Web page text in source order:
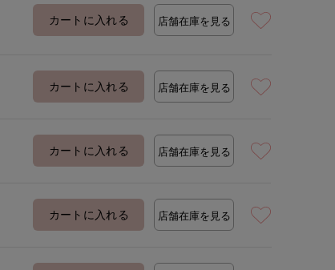
カートに入れる 店舗在庫を見る
カートに入れる 店舗在庫を見る
カートに入れる 店舗在庫を見る
カートに入れる 店舗在庫を見る